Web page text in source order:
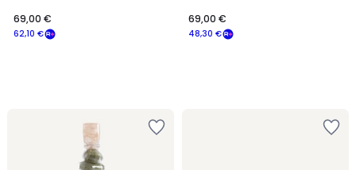
62,10 €
69,00 €
48,30 €
69,00 €